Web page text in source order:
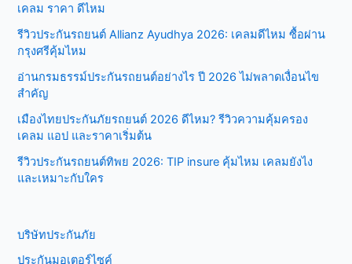
เคลม ราคา ดีไหม
รีวิวประกันรถยนต์ Allianz Ayudhya 2026: เคลมดีไหม ซื้อผ่าน
กรุงศรีคุ้มไหม
อ่านกรมธรรม์ประกันรถยนต์อย่างไร ปี 2026 ไม่พลาดเงื่อนไข
สำคัญ
เมืองไทยประกันภัยรถยนต์ 2026 ดีไหม? รีวิวความคุ้มครอง
เคลม แอป และราคาเริ่มต้น
รีวิวประกันรถยนต์ทิพย 2026: TIP insure คุ้มไหม เคลมยังไง
และเหมาะกับใคร
บริษัทประกันภัย
ประกันมอเตอร์ไซค์